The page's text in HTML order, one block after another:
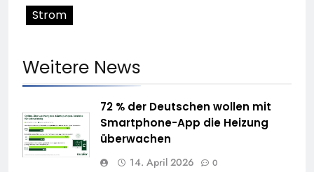
Strom
Weitere News
72 % der Deutschen wollen mit
Smartphone-App die Heizung
überwachen
14. April 2026 0